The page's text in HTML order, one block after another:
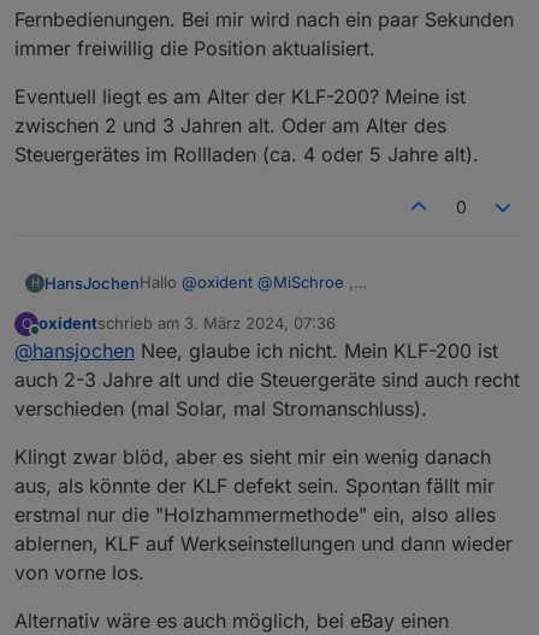
Fernbedienungen. Bei mir wird nach ein paar Sekunden
immer freiwillig die Position aktualisiert.
Eventuell liegt es am Alter der KLF-200? Meine ist
zwischen 2 und 3 Jahren alt. Oder am Alter des
Steuergerätes im Rollladen (ca. 4 oder 5 Jahre alt).
0
H HansJochenHallo @oxident @MiSchroe ,
an unterschiedlichen Rollläden beide Arten von
Fernbedienungen. Bei mir wird nach ein paar
Sekunden immer freiwillig die Position aktualisiert.
Eventuell liegt es am Alter der KLF-200? Meine
ist zwischen 2 und 3 Jahren alt. Oder am Alter
des Steuergerätes im Rollladen (ca. 4 oder 5
Jahre alt).
O
Online
oxidentschrieb am 3. März 2024, 07:36
zuletzt editiert von
@hansjochen Nee, glaube ich nicht. Mein KLF-200 ist
auch 2-3 Jahre alt und die Steuergeräte sind auch recht
verschieden (mal Solar, mal Stromanschluss).
Klingt zwar blöd, aber es sieht mir ein wenig danach
aus, als könnte der KLF defekt sein. Spontan fällt mir
erstmal nur die "Holzhammermethode" ein, also alles
ablernen, KLF auf Werkseinstellungen und dann wieder
von vorne los.
Alternativ wäre es auch möglich, bei eBay einen